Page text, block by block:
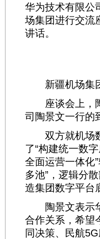
华为技术有限公
场集团进行交流
讲话。
新疆机场集团
座谈会上，陶
司陶景文一行的
双方就机场数
了“构建统一数
全面运营一体化
多池”，逻辑分
造集团数字平台
陶景文表示华
合作关系，希望
同决策、民航